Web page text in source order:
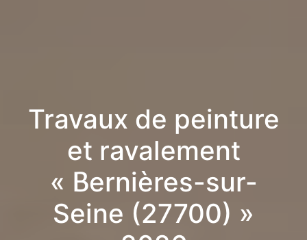
Travaux de peinture
et ravalement
« Bernières-sur-
Seine (27700) »